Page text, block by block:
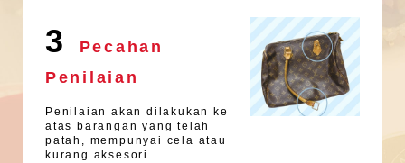
3
Pecahan
Penilaian
Penilaian akan dilakukan ke
atas barangan yang telah
patah, mempunyai cela atau
kurang aksesori.